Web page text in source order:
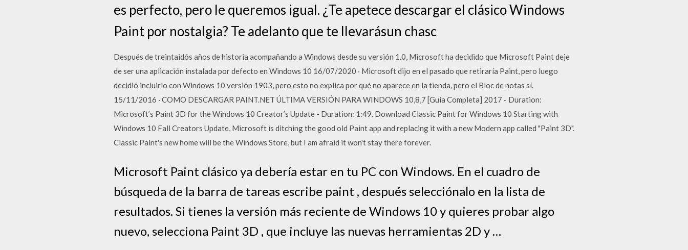
es perfecto, pero le queremos igual. ¿Te apetece descargar el clásico Windows
Paint por nostalgia? Te adelanto que te llevarásun chasc
Después de treintaidós años de historia acompañando a Windows desde su versión 1.0, Microsoft ha decidido que Microsoft Paint deje
de ser una aplicación instalada por defecto en Windows 10 16/07/2020 · Microsoft dijo en el pasado que retiraría Paint, pero luego
decidió incluirlo con Windows 10 versión 1903, pero esto no explica por qué no aparece en la tienda, pero el Bloc de notas sí.
15/11/2016 · COMO DESCARGAR PAINT.NET ÚLTIMA VERSIÓN PARA WINDOWS 10,8,7 [Guía Completa] 2017 - Duration:
Microsoft’s Paint 3D for the Windows 10 Creator’s Update - Duration: 1:49. Download Classic Paint for Windows 10 Starting with
Windows 10 Fall Creators Update, Microsoft is ditching the good old Paint app and replacing it with a new Modern app called "Paint 3D".
Classic Paint's new home will be the Windows Store, but I am afraid it won't stay there forever.
Microsoft Paint clásico ya debería estar en tu PC con Windows. En el cuadro de
búsqueda de la barra de tareas escribe paint , después selecciónalo en la lista de
resultados. Si tienes la versión más reciente de Windows 10 y quieres probar algo
nuevo, selecciona Paint 3D , que incluye las nuevas herramientas 2D y …